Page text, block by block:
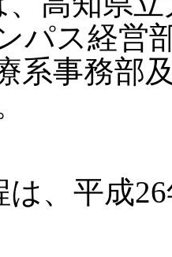
パス経営
系事務部
平成26